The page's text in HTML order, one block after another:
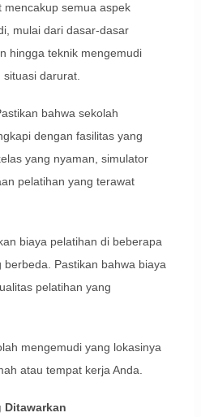
mencakup semua aspek
mulai dari dasar-dasar
hingga teknik mengemudi
darurat.
bahwa sekolah
dengan fasilitas yang
yang nyaman, simulator
pelatihan yang terawat
biaya pelatihan di beberapa
Pastikan bahwa biaya
pelatihan yang
mengemudi yang lokasinya
atau tempat kerja Anda.
Ditawarkan